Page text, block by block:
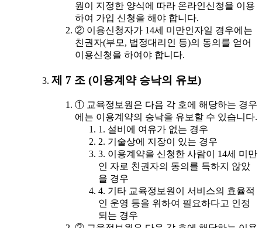
원이 지정한 양식에 따라 온라인신청을 이용
하여 가입 신청을 해야 합니다.
② 이용신청자가 14세 미만인자일 경우에는
친권자(부모, 법정대리인 등)의 동의를 얻어
이용신청을 하여야 합니다.
제 7 조 (이용계약 승낙의 유보)
① 교육정보원은 다음 각 호에 해당하는 경우
에는 이용계약의 승낙을 유보할 수 있습니다.
1. 설비에 여유가 없는 경우
2. 기술상에 지장이 있는 경우
3. 이용계약을 신청한 사람이 14세 미만
인 자로 친권자의 동의를 득하지 않았
을 경우
4. 기타 교육정보원이 서비스의 효율적
인 운영 등을 위하여 필요하다고 인정
되는 경우